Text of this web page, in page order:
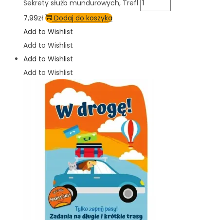
Sekrety służb mundurowych, Trefl
7,99zł
Dodaj do koszyka
Add to Wishlist
Add to Wishlist
Add to Wishlist
Add to Wishlist